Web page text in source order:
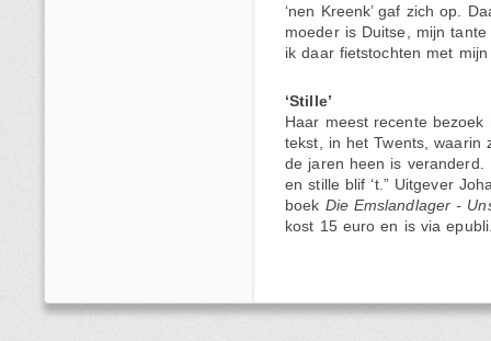
‘nen Kreenk’ gaf zich op.
moeder is Duitse, mijn
ik daar fietstochten met mijn
‘Stille’
Haar meest recente
tekst, in het Twents, waarin
de jaren heen is veranderd.
en stille blif ‘t.” Uitgever
boek Die Emslandlager -
kost 15 euro en is via